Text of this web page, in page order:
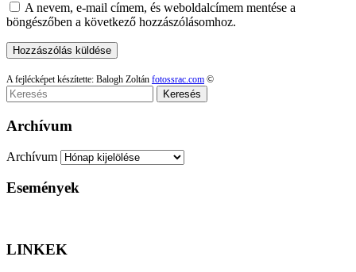
A nevem, e-mail címem, és weboldalcímem mentése a
böngészőben a következő hozzászólásomhoz.
A fejlécképet készítette: Balogh Zoltán fotossrac.com ©
Keresés
Archívum
Archívum
Események
LINKEK